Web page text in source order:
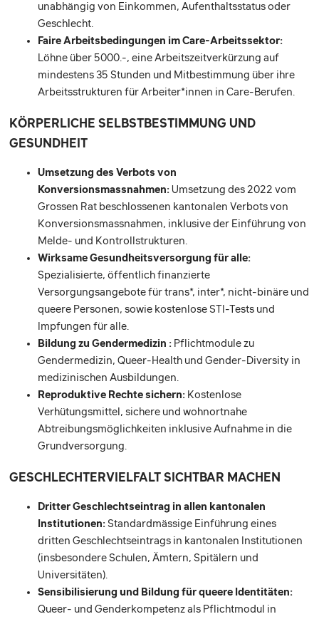
unabhängig von Einkommen, Aufenthaltsstatus oder
Geschlecht.
Faire Arbeitsbedingungen im Care-Arbeitssektor:
Löhne über 5000.-, eine Arbeitszeitverkürzung auf
mindestens 35 Stunden und Mitbestimmung über ihre
Arbeitsstrukturen für Arbeiter*innen in Care-Berufen.
KÖRPERLICHE SELBSTBESTIMMUNG UND
GESUNDHEIT
Umsetzung des Verbots von
Konversionsmassnahmen: Umsetzung des 2022 vom
Grossen Rat beschlossenen kantonalen Verbots von
Konversionsmassnahmen, inklusive der Einführung von
Melde- und Kontrollstrukturen.
Wirksame Gesundheitsversorgung für alle:
Spezialisierte, öffentlich finanzierte
Versorgungsangebote für trans*, inter*, nicht-binäre und
queere Personen, sowie kostenlose STI-Tests und
Impfungen für alle.
Bildung zu Gendermedizin : Pflichtmodule zu
Gendermedizin, Queer-Health und Gender-Diversity in
medizinischen Ausbildungen.
Reproduktive Rechte sichern: Kostenlose
Verhütungsmittel, sichere und wohnortnahe
Abtreibungsmöglichkeiten inklusive Aufnahme in die
Grundversorgung.
GESCHLECHTERVIELFALT SICHTBAR MACHEN
Dritter Geschlechtseintrag in allen kantonalen
Institutionen: Standardmässige Einführung eines
dritten Geschlechtseintrags in kantonalen Institutionen
(insbesondere Schulen, Ämtern, Spitälern und
Universitäten).
Sensibilisierung und Bildung für queere Identitäten:
Queer- und Genderkompetenz als Pflichtmodul in